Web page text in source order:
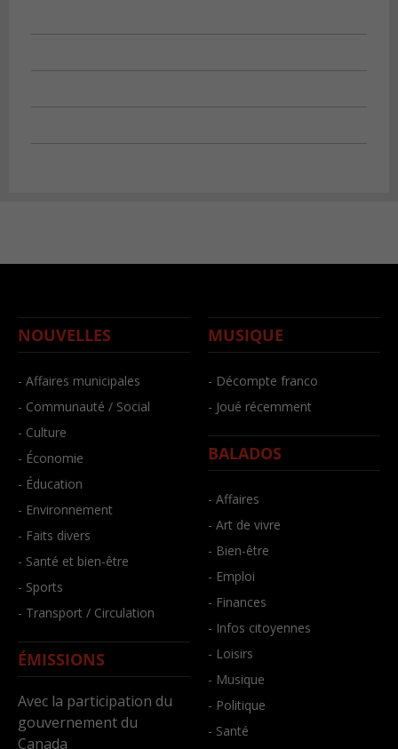
NOUVELLES
- Affaires municipales
- Communauté / Social
- Culture
- Économie
- Éducation
- Environnement
- Faits divers
- Santé et bien-être
- Sports
- Transport / Circulation
ÉMISSIONS
Avec la participation du
gouvernement du
Canada
MUSIQUE
- Décompte franco
- Joué récemment
BALADOS
- Affaires
- Art de vivre
- Bien-être
- Emploi
- Finances
- Infos citoyennes
- Loisirs
- Musique
- Politique
- Santé